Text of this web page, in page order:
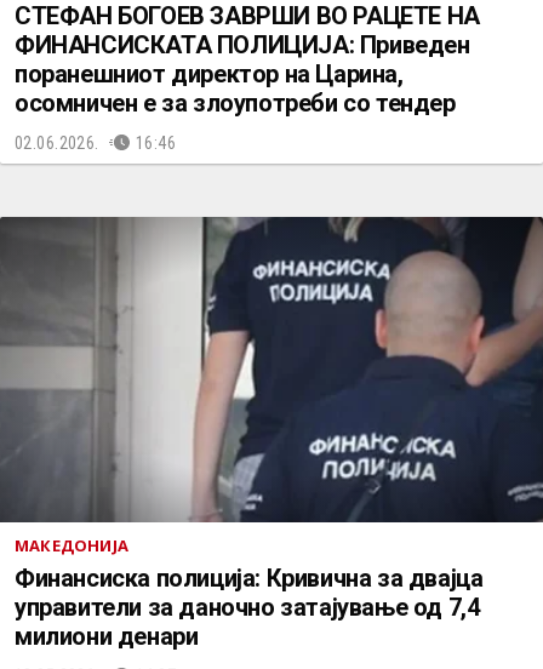
СТЕФАН БОГОЕВ ЗАВРШИ ВО РАЦЕТЕ НА
ФИНАНСИСКАТА ПОЛИЦИЈА: Приведен
поранешниот директор на Царина,
осомничен е за злоупотреби со тендер
02.06.2026. 16:46
МАКЕДОНИЈА
Финансиска полиција: Кривична за двајца
управители за даночно затајување од 7,4
милиони денари